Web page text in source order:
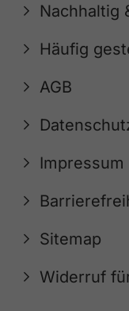
Nachhaltig
Häufig
AGB
Impressum
Sitemap
Widerruf